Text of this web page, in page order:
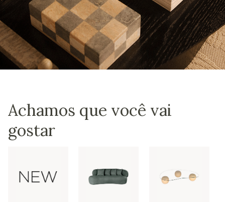
Achamos que você vai
gostar